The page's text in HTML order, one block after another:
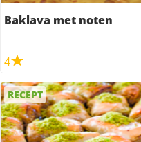
Baklava met noten
4
RECEPT